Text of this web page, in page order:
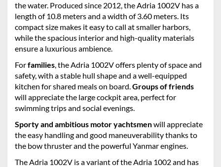
the water. Produced since 2012, the Adria 1002V has a
length of 10.8 meters and a width of 3.60 meters. Its
compact size makes it easy to call at smaller harbors,
while the spacious interior and high-quality materials
ensure a luxurious ambience.
Forfamilies, the Adria 1002V offers plenty of space and
safety, with a stable hull shape and a well-equipped
kitchen for shared meals on board.Groups of friends
will appreciate the large cockpit area, perfect for
swimming trips and social evenings.
Sporty and ambitious motor yachtsmenwill appreciate
the easy handling and good maneuverability thanks to
the bow thruster and the powerful Yanmar engines.
The Adria 1002V is a variant of the Adria 1002 and has